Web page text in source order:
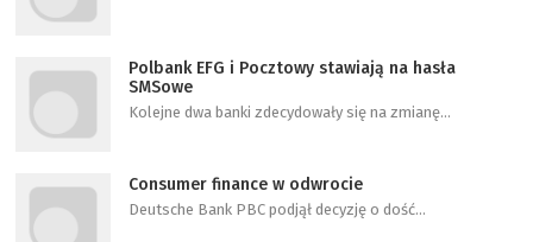
Polbank EFG i Pocztowy stawiają na hasła
SMSowe
Kolejne dwa banki zdecydowały się na zmianę…
Consumer finance w odwrocie
Deutsche Bank PBC podjął decyzję o dość…